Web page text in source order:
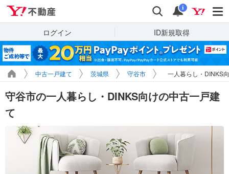
検索 通知
i
ログイン ID新規取得
中古一戸建て 茨城県 守谷市 一人暮らし・DINKS
守谷市の一人暮らし・DINKS向けの中古一戸建
て